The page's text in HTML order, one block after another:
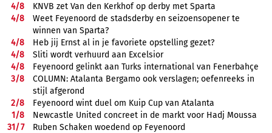
4/8
KNVB zet Van den Kerkhof op derby met Sparta
4/8
Weet Feyenoord de stadsderby en seizoensopener te
winnen van Sparta?
4/8
Heb jij Ernst al in je favoriete opstelling gezet?
4/8
Sliti wordt verhuurd aan Excelsior
4/8
Feyenoord gelinkt aan Turks international van Fenerbahçe
3/8
COLUMN: Atalanta Bergamo ook verslagen; oefenreeks in
stijl afgerond
2/8
Feyenoord wint duel om Kuip Cup van Atalanta
1/8
Newcastle United concreet in de markt voor Hadj Moussa
31/7
Ruben Schaken woedend op Feyenoord